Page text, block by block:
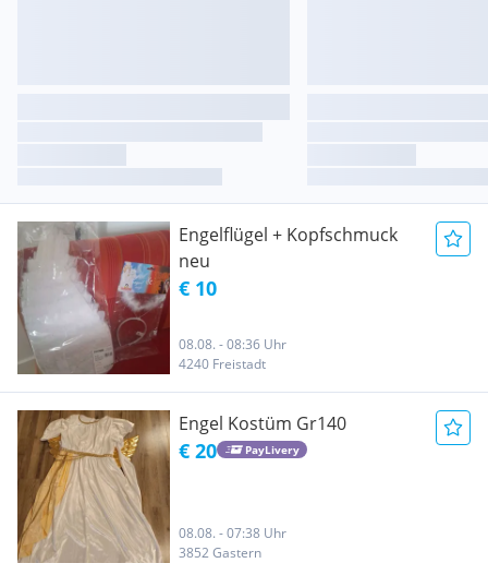
Engelflügel + Kopfschmuck
neu
€ 10
08.08. - 08:36 Uhr
4240 Freistadt
Engel Kostüm Gr140
€ 20 PayLivery
08.08. - 07:38 Uhr
3852 Gastern